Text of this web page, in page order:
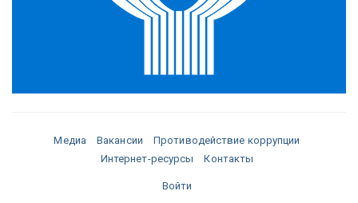
Медиа Вакансии
Противодействие коррупции
Интернет-ресурсы
Контакты
Войти